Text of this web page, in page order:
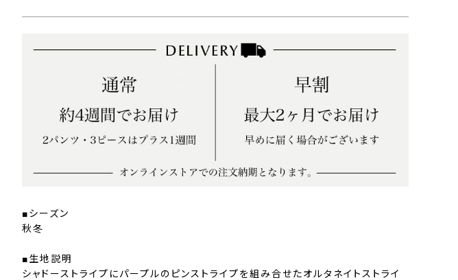
■シーズン
秋冬
■生地説明
シャドーストライプにパープルのピンストライプを組み合せたオルタネイトストライ